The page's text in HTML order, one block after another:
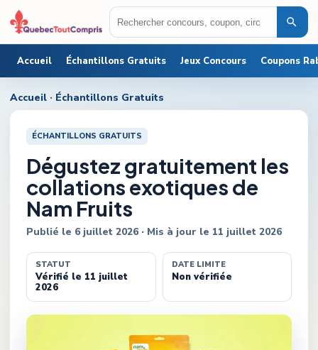
Accueil Échantillons Gratuits Jeux Concours Coupons
Accueil · Échantillons Gratuits
ÉCHANTILLONS GRATUITS
Dégustez gratuitement les
collations exotiques de
Nam Fruits
Publié le 6 juillet 2026 · Mis à jour le 11 juillet 2026
STATUT
Vérifié le 11 juillet
2026
DATE LIMITE
Non vérifiée